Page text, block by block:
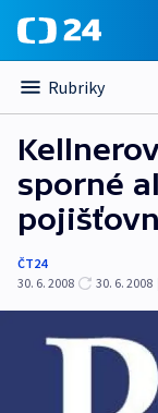
Rubriky
sporné
ČT24
30. 6. 2008
30. 6. 2008